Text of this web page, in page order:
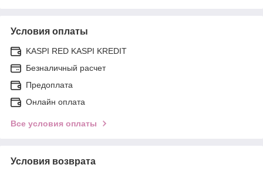
Условия оплаты
KASPI RED KASPI KREDIT
Безналичный расчет
Предоплата
Онлайн оплата
Все условия оплаты
Условия возврата